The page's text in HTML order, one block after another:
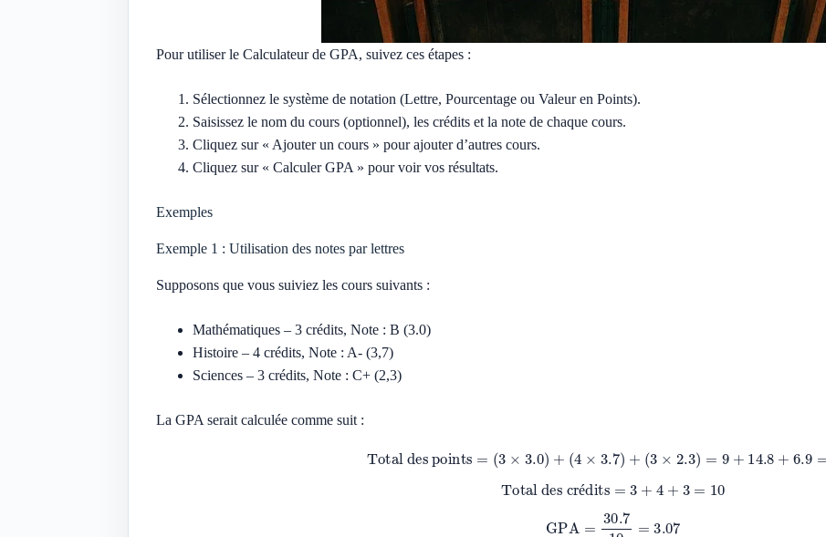
Pour utiliser le Calculateur de GPA, suivez ces étapes :
Sélectionnez le système de notation (Lettre, Pourcentage ou Valeur en Points).
Saisissez le nom du cours (optionnel), les crédits et la note de chaque cours.
Cliquez sur « Ajouter un cours » pour ajouter d’autres cours.
Cliquez sur « Calculer GPA » pour voir vos résultats.
Exemples
Exemple 1 : Utilisation des notes par lettres
Supposons que vous suiviez les cours suivants :
Mathématiques – 3 crédits, Note : B (3.0)
Histoire – 4 crédits, Note : A- (3,7)
Sciences – 3 crédits, Note : C+ (2,3)
La GPA serait calculée comme suit :
Total des points=( 3× 3.0 )+ (4 × 3.7 + (3×2.3 )=9 14.8 + 6.9 30.7
é
Total des crédits = + 4+ 3 =10
30.7 10